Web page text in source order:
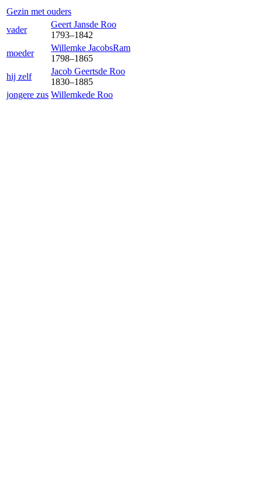
Gezin met ouders
vader
Geert Jansde Roo
1793–1842
moeder
Willemke JacobsRam
1798–1865
hij zelf
Jacob Geertsde Roo
1830–1885
jongere zus Willemkede Roo